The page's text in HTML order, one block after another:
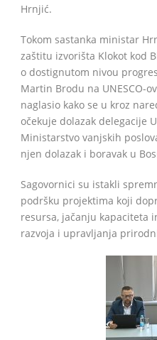
Hrnjić.
Tokom sastanka ministar
zaštitu izvorišta Klokot kod
o dostignutom nivou
Martin Brodu na UNESCO-
naglasio kako se u kroz
očekuje dolazak delegacije
Ministarstvo vanjskih
njen dolazak i boravak u
Sagovornici su istakli
podršku projektima koji
resursa, jačanju kapaciteta
razvoja i upravljanja